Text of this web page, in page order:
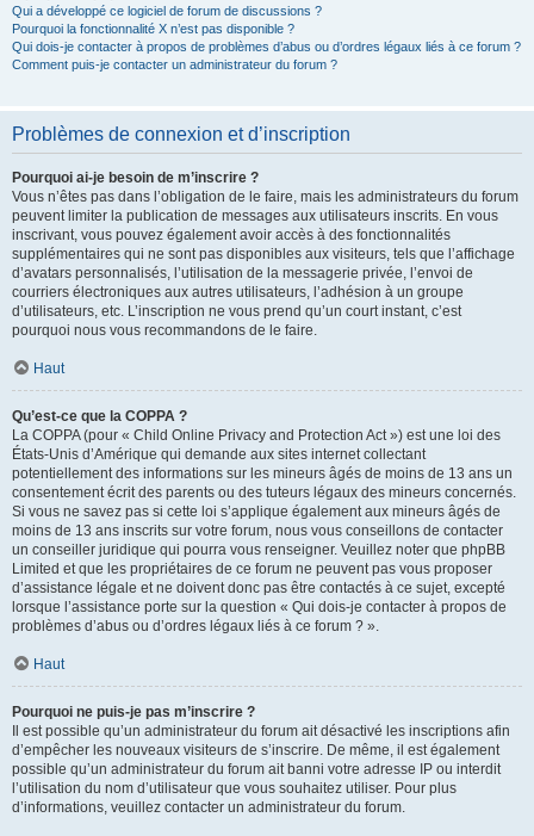
Qui a développé ce logiciel de forum de discussions ?
Pourquoi la fonctionnalité X n’est pas disponible ?
Qui dois-je contacter à propos de problèmes d’abus ou d’ordres légaux liés à ce forum ?
Comment puis-je contacter un administrateur du forum ?
Problèmes de connexion et d’inscription
Pourquoi ai-je besoin de m’inscrire ?
Vous n’êtes pas dans l’obligation de le faire, mais les administrateurs du forum
peuvent limiter la publication de messages aux utilisateurs inscrits. En vous
inscrivant, vous pouvez également avoir accès à des fonctionnalités
supplémentaires qui ne sont pas disponibles aux visiteurs, tels que l’affichage
d’avatars personnalisés, l’utilisation de la messagerie privée, l’envoi de
courriers électroniques aux autres utilisateurs, l’adhésion à un groupe
d’utilisateurs, etc. L’inscription ne vous prend qu’un court instant, c’est
pourquoi nous vous recommandons de le faire.
Haut
Qu’est-ce que la COPPA ?
La COPPA (pour « Child Online Privacy and Protection Act ») est une loi des
États-Unis d’Amérique qui demande aux sites internet collectant
potentiellement des informations sur les mineurs âgés de moins de 13 ans un
consentement écrit des parents ou des tuteurs légaux des mineurs concernés.
Si vous ne savez pas si cette loi s’applique également aux mineurs âgés de
moins de 13 ans inscrits sur votre forum, nous vous conseillons de contacter
un conseiller juridique qui pourra vous renseigner. Veuillez noter que phpBB
Limited et que les propriétaires de ce forum ne peuvent pas vous proposer
d’assistance légale et ne doivent donc pas être contactés à ce sujet, excepté
lorsque l’assistance porte sur la question « Qui dois-je contacter à propos de
problèmes d’abus ou d’ordres légaux liés à ce forum ? ».
Haut
Pourquoi ne puis-je pas m’inscrire ?
Il est possible qu’un administrateur du forum ait désactivé les inscriptions afin
d’empêcher les nouveaux visiteurs de s’inscrire. De même, il est également
possible qu’un administrateur du forum ait banni votre adresse IP ou interdit
l’utilisation du nom d’utilisateur que vous souhaitez utiliser. Pour plus
d’informations, veuillez contacter un administrateur du forum.